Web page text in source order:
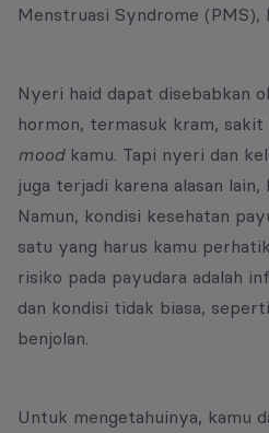
Menstruasi Syndrome (PMS),
Nyeri haid dapat disebabkan
hormon, termasuk kram, sakit
moodkamu. Tapi nyeri dan
juga terjadi karena alasan
Namun, kondisi kesehatan
satu yang harus kamu
risiko pada payudara adalah
dan kondisi tidak biasa,
benjolan.
Untuk mengetahuinya, kamu